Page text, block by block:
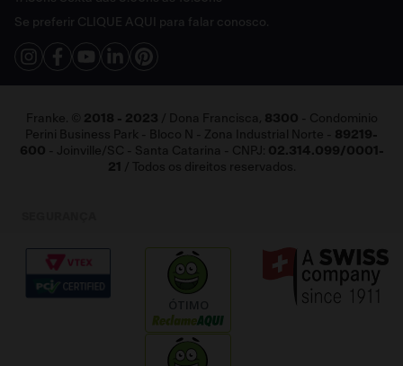
Vendas Corporativas
Fale Conosco
Se preferir CLIQUE AQUI para falar conosco.
Franke. © 2018 - 2023 / Dona Francisca, 8300 - Condominio
Perini Business Park - Bloco N - Zona Industrial Norte -
89219-
600 - Joinville/SC - Santa Catarina - CNPJ: 02.314.099/0001-
21 / Todos os direitos reservados.